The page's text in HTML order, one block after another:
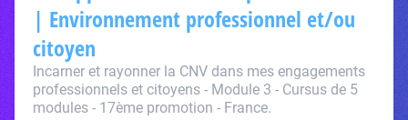
| Environnement professionnel et/ou
citoyen
Incarner et rayonner la CNV dans mes engagements
professionnels et citoyens - Module 3 - Cursus de 5
modules - 17ème promotion - France.